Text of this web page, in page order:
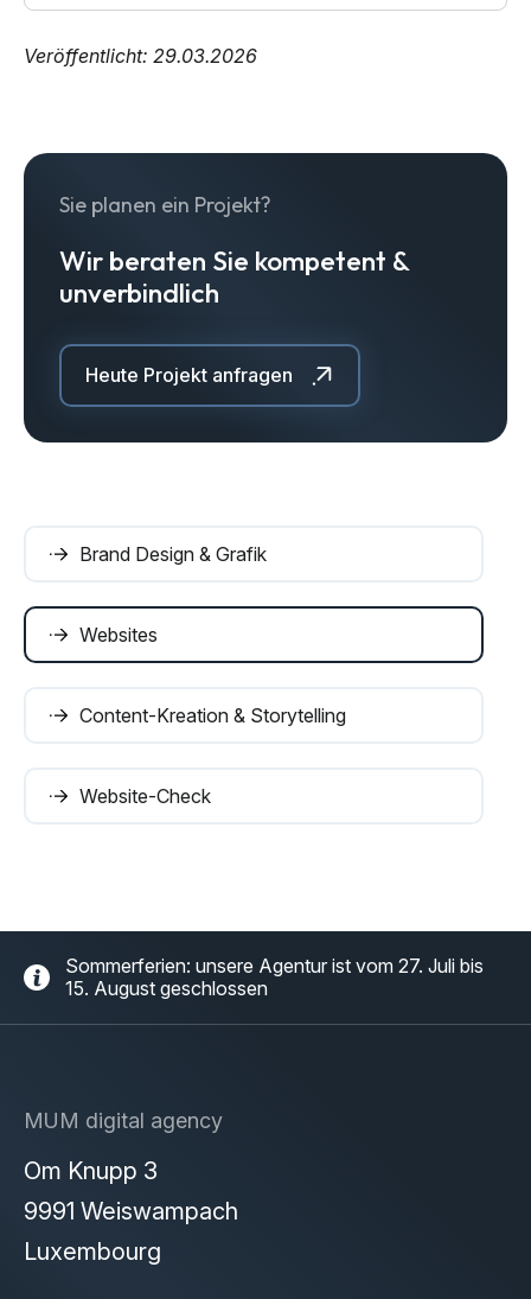
Veröffentlicht: 29.03.2026
Sie planen ein Projekt?
Wir beraten Sie kompetent &
unverbindlich
Heute Projekt anfragen
Brand Design & Grafik
Websites
Content-Kreation & Storytelling
Website-Check
Sommerferien: unsere Agentur ist vom 27. Juli bis
15. August geschlossen
MUM digital agency
Om Knupp 3
9991 Weiswampach
Luxembourg